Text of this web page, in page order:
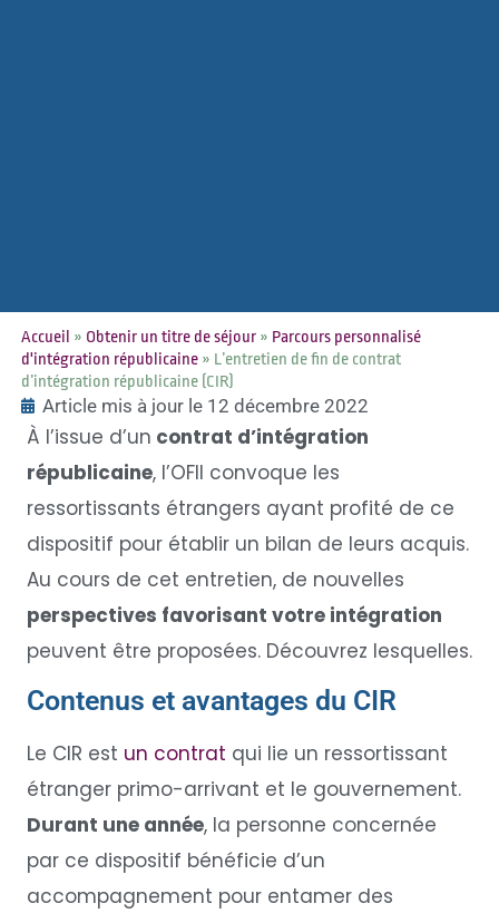
Accueil » Obtenir un titre de séjour» Parcours personnalisé
d'intégration républicaine» L’entretien de fin de contrat
d’intégration républicaine (CIR)
Article mis à jour le 12 décembre 2022
À l’issue d’un contrat d’intégration
républicaine, l’OFII convoque les
ressortissants étrangers ayant profité de ce
dispositif pour établir un bilan de leurs acquis.
Au cours de cet entretien, de nouvelles
perspectives favorisant votre intégration
peuvent être proposées. Découvrez lesquelles.
Contenus et avantages du CIR
Le CIR est un contrat qui lie un ressortissant
étranger primo-arrivant et le gouvernement.
Durant une année, la personne concernée
par ce dispositif bénéficie d’un
accompagnement pour entamer des